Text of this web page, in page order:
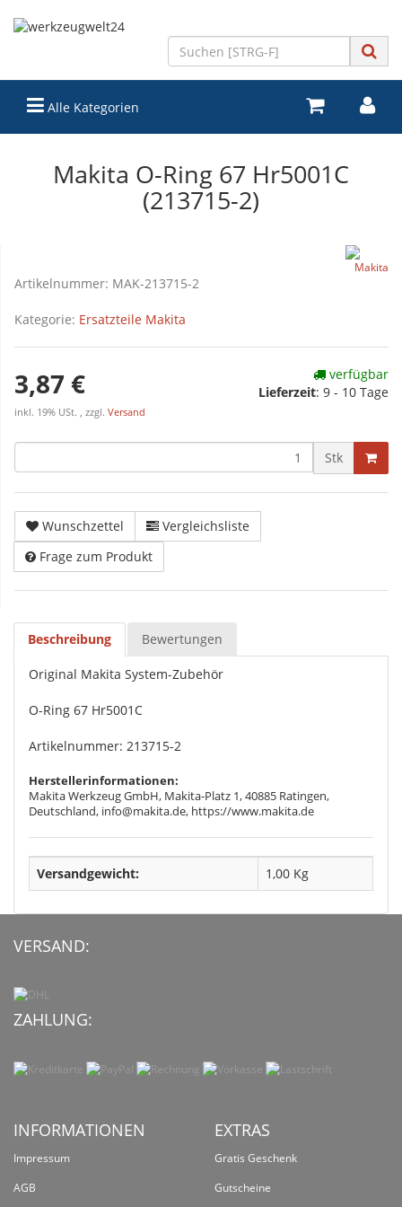
Alle Kategorien
Makita O-Ring 67 Hr5001C
(213715-2)
Artikelnummer: MAK-213715-2
Kategorie: Ersatzteile Makita
3,87 €
inkl. 19% USt. , zzgl. Versand
verfügbar
Lieferzeit: 9 - 10 Tage
Stk
Wunschzettel
Vergleichsliste
Frage zum Produkt
Beschreibung Bewertungen
Original Makita System-Zubehör
O-Ring 67 Hr5001C
Artikelnummer: 213715-2
Herstellerinformationen:
Makita Werkzeug GmbH, Makita-Platz 1, 40885 Ratingen,
Deutschland, info@makita.de, https://www.makita.de
Versandgewicht: 1,00 Kg
VERSAND:
ZAHLUNG:
INFORMATIONEN
Impressum
AGB
EXTRAS
Gratis Geschenk
Gutscheine